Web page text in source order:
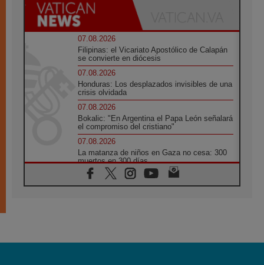
07.08.2026
Filipinas: el Vicariato Apostólico de Calapán
se convierte en diócesis
07.08.2026
Honduras: Los desplazados invisibles de una
crisis olvidada
07.08.2026
Bokalic: "En Argentina el Papa León señalará
el compromiso del cristiano"
07.08.2026
La matanza de niños en Gaza no cesa: 300
muertos en 300 días
07.08.2026
Tagle: La guerra desfigura el mundo, solo la